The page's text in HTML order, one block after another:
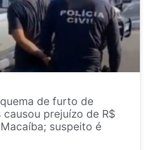
de furto de
causou prejuízo de R$
suspeito é